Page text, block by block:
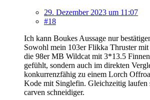
29. Dezember 2023 um 11:07
#18
Ich kann Boukes Aussage nur
Sowohl mein 103er Flikka Thruster
die 98er MB Wildcat mit 3*13.5
gefühlt, sondern auch im direkten
konkurrenzfähig zu einem Lorch
Kode mit Singlefin. Gleichzeitig laufen
carven schneidiger.